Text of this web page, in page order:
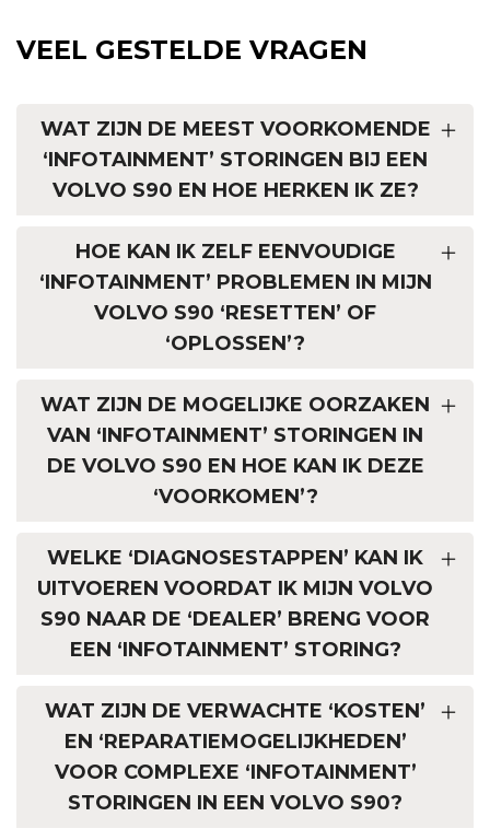
VEEL GESTELDE VRAGEN
WAT ZIJN DE MEEST VOORKOMENDE
‘INFOTAINMENT’ STORINGEN BIJ EEN
VOLVO S90 EN HOE HERKEN IK ZE?
HOE KAN IK ZELF EENVOUDIGE
‘INFOTAINMENT’ PROBLEMEN IN MIJN
VOLVO S90 ‘RESETTEN’ OF
‘OPLOSSEN’?
WAT ZIJN DE MOGELIJKE OORZAKEN
VAN ‘INFOTAINMENT’ STORINGEN IN
DE VOLVO S90 EN HOE KAN IK DEZE
‘VOORKOMEN’?
WELKE ‘DIAGNOSESTAPPEN’ KAN IK
UITVOEREN VOORDAT IK MIJN VOLVO
S90 NAAR DE ‘DEALER’ BRENG VOOR
EEN ‘INFOTAINMENT’ STORING?
WAT ZIJN DE VERWACHTE ‘KOSTEN’
EN ‘REPARATIEMOGELIJKHEDEN’
VOOR COMPLEXE ‘INFOTAINMENT’
STORINGEN IN EEN VOLVO S90?